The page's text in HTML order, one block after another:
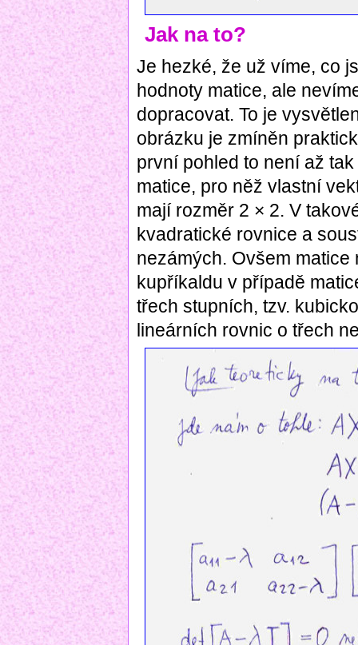
Jak na to?
Je hezké, že už víme, co
hodnoty matice, ale
dopracovat. To je
obrázku je zmíněn
první pohled to není až
matice, pro něž vlastní
mají rozměr 2 × 2. V
kvadratické rovnice a
nezámých. Ovšem
kupříkaldu v případě
třech stupních, tzv.
lineárních rovnic o třech